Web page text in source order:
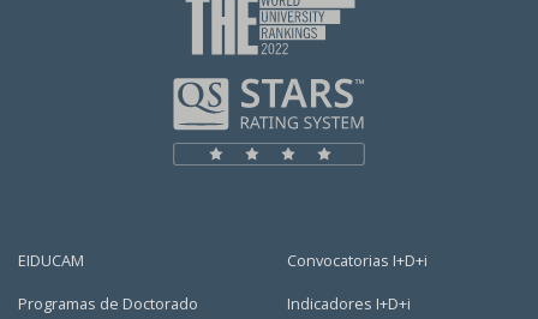
EIDUCAM
Programas de Doctorado
Convocatorias I+D+i
Indicadores I+D+i